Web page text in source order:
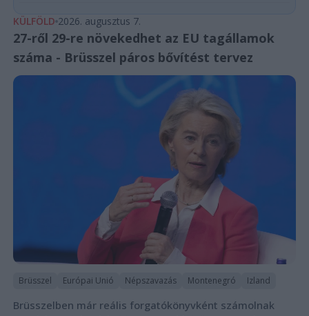
KÜLFÖLD 2026. augusztus 7.
27-ről 29-re növekedhet az EU tagállamok
száma - Brüsszel páros bővítést tervez
Brüsszel Európai Unió Népszavazás Montenegró Izland
Brüsszelben már reális forgatókönyvként számolnak